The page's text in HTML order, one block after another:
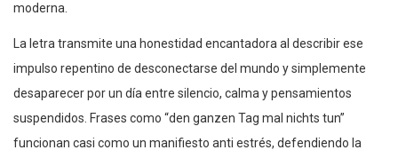
moderna.
La letra transmite una honestidad encantadora al describir ese
impulso repentino de desconectarse del mundo y simplemente
desaparecer por un día entre silencio, calma y pensamientos
suspendidos. Frases como “den ganzen Tag mal nichts tun”
funcionan casi como un manifiesto anti estrés, defendiendo la